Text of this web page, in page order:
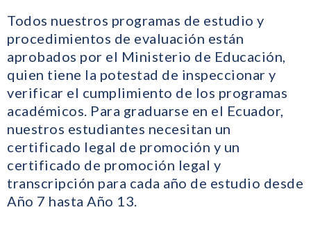
Todos nuestros programas de estudio y
procedimientos de evaluación están
aprobados por el Ministerio de Educación,
quien tiene la potestad de inspeccionar y
verificar el cumplimiento de los programas
académicos. Para graduarse en el Ecuador,
nuestros estudiantes necesitan un
certificado legal de promoción y un
certificado de promoción legal y
transcripción para cada año de estudio desde
Año 7 hasta Año 13.